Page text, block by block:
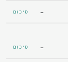
- סיכום
- סיכום